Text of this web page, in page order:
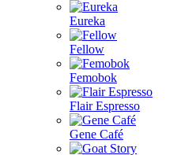
Eureka
Fellow
Femobok
Flair Espresso
Gene Café